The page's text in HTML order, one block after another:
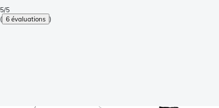
5/5
( 6 évaluations )